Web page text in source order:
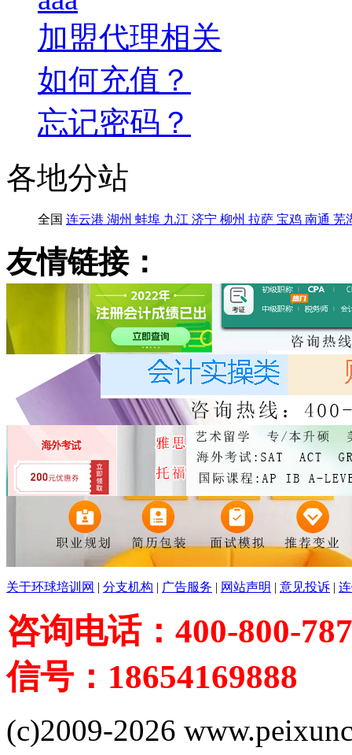
加盟代理相关
如何充值？
忘记密码？
各地分站
全国 连云港 湖州 蚌埠 九江 济宁 柳州 拉萨 宝鸡 南通 芜
友情链接：
关于环球培训网 | 分支机构 | 广告服务 | 网站声明 | 意见投诉 |
咨询电话：400-800-
信号：18654169888
(c)2009-2026